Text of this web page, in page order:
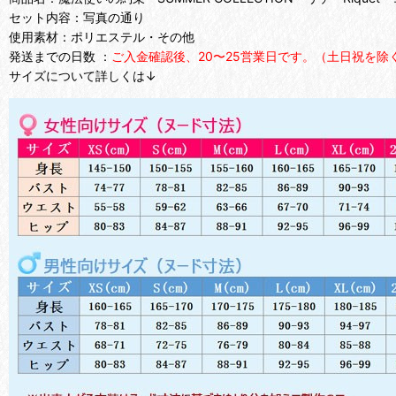
セット内容：写真の通り
使用素材：ポリエステル・その他
発送までの日数 ： ご入金確認後、20〜25営業日です。（土日祝を除
サイズについて詳しくは↓